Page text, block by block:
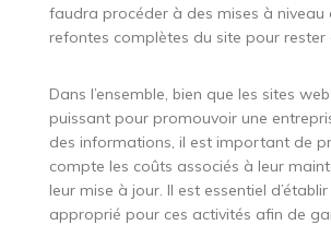
faudra procéder à des mises à niveau
refontes complètes du site pour rester
Dans l’ensemble, bien que les sites
puissant pour promouvoir une
des informations, il est important de
compte les coûts associés à leur
leur mise à jour. Il est essentiel
approprié pour ces activités afin de